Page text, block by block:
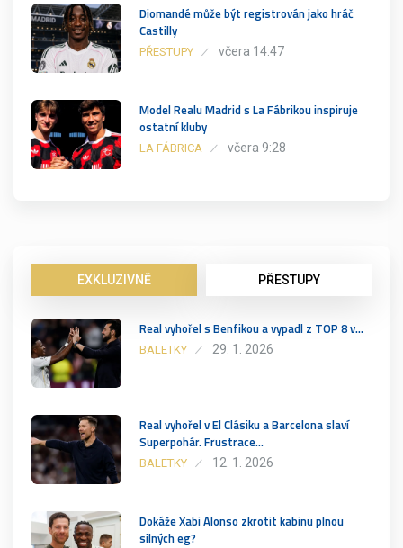
Diomandé může být registrován jako hráč
Castilly
PŘESTUPY včera 14:47
Model Realu Madrid s La Fábrikou inspiruje
ostatní kluby
LA FÁBRICA včera 9:28
EXKLUZIVNĚ PŘESTUPY
Real vyhořel s Benfikou a vypadl z TOP 8 v…
BALETKY 29. 1. 2026
Real vyhořel v El Clásiku a Barcelona slaví
Superpohár. Frustrace…
BALETKY 12. 1. 2026
Dokáže Xabi Alonso zkrotit kabinu plnou
silných eg?